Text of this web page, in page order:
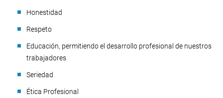
Honestidad
Respeto
Educación, permitiendo el desarrollo profesional de nuestros
trabajadores
Seriedad
Ética Profesional